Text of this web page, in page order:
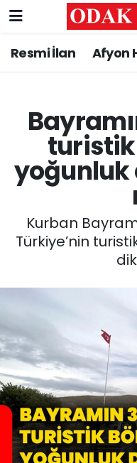
Resmi İlan Afyon
yoğunluk
Kurban
Türkiye’nin
ASAYİŞ
GÜNCEL
EĞİTİM
11:11 MANŞET
Nöbetçi
Trafik Durumu
Süper Lig
Son Dakika